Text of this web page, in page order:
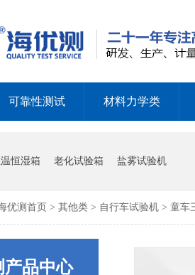
可靠性测试 材料力学类
恒湿箱 老化试验箱 盐雾试验机
优测首页 > 其他类 > 自行车试验机 > 童车
产品中心
苏州索迩电子购买我司多台环境及包装检测设备